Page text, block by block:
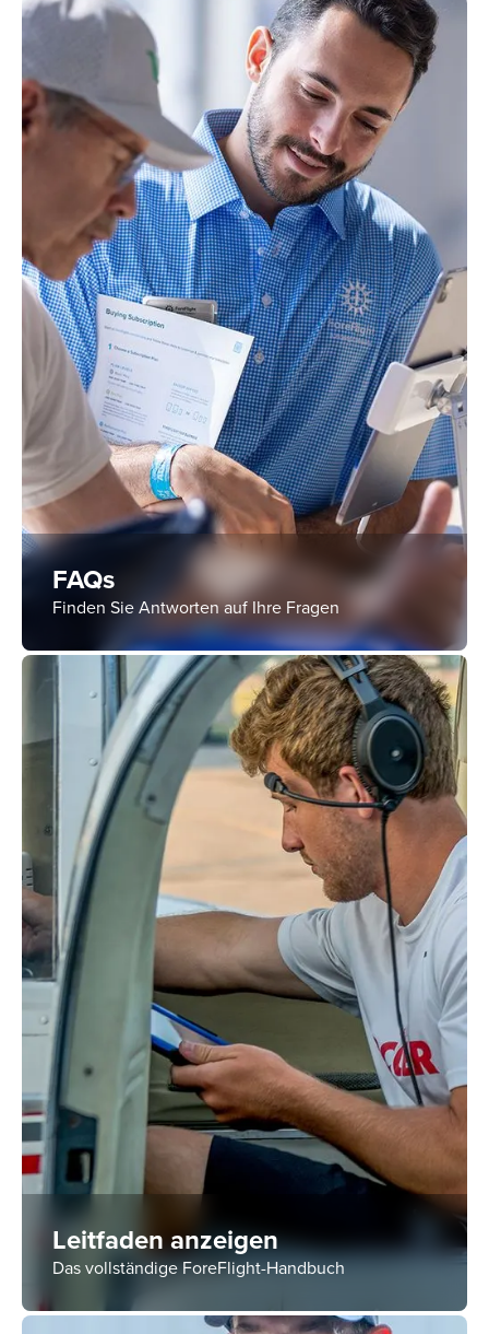
FAQs
Finden Sie Antworten auf Ihre Fragen
Leitfaden anzeigen
Das vollständige ForeFlight-Handbuch